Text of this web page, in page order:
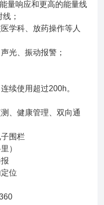
量响应和更高的能量线
；
学科、放药操作等人
光、振动报警；
续使用超过200h。
、健康管理、双向通
围栏
）
位